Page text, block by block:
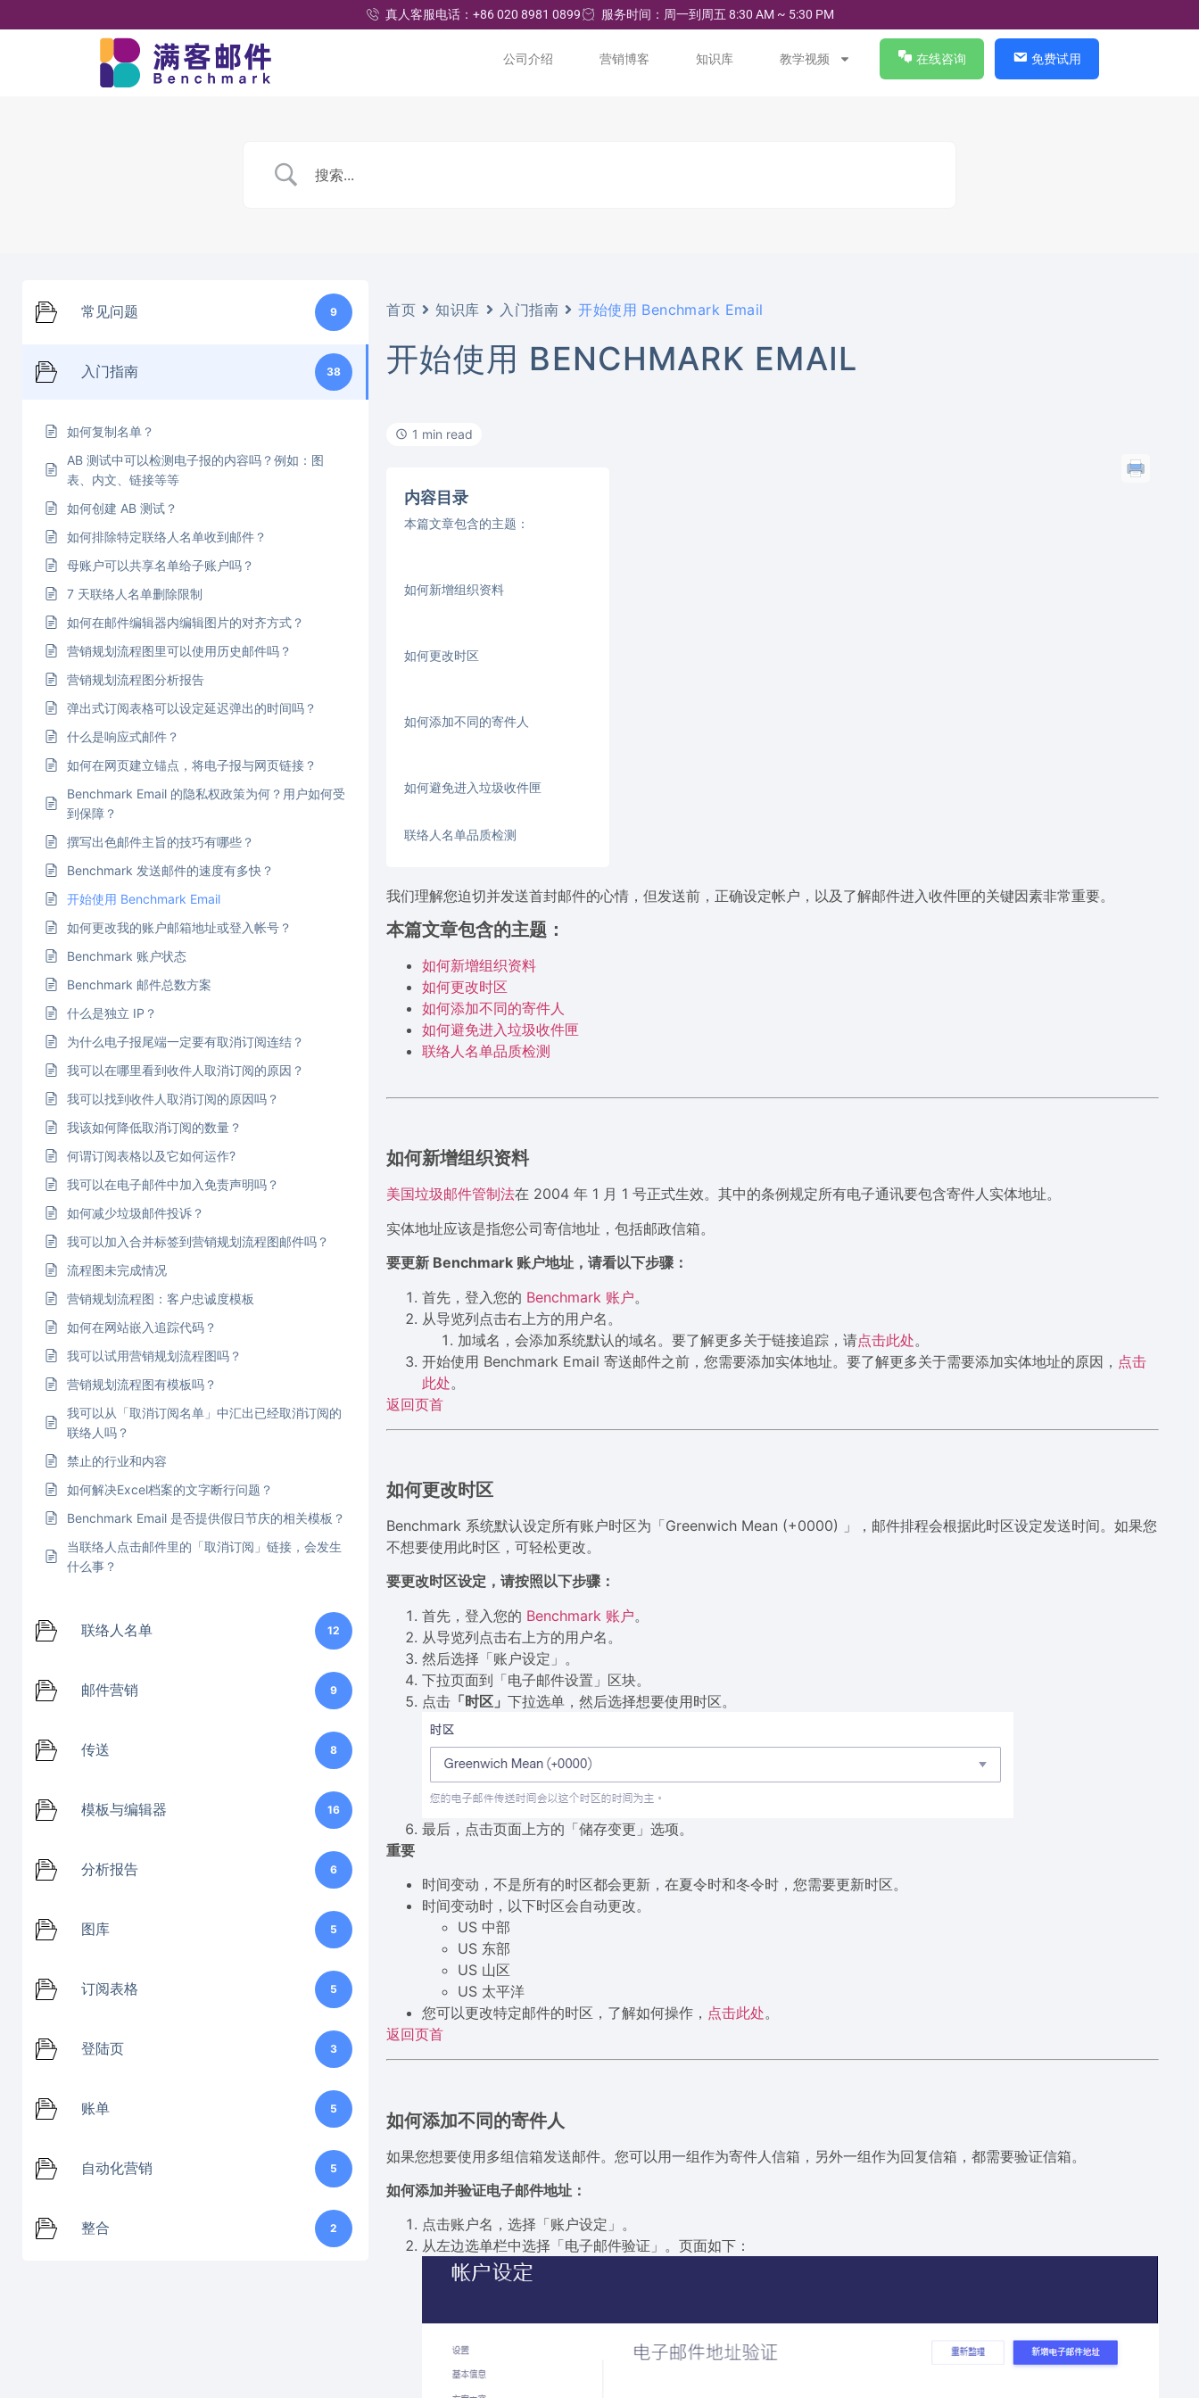
真人客服电话：+86 020 8981 0899 服务时间：周一到周五 8:30 AM ~ 5:30 PM
公司介绍 营销博客 知识库 教学视频 在线咨询 免费试用
常见问题 9
入门指南 38
如何复制名单？
AB 测试中可以检测电子报的内容吗？例如：图
表、内文、链接等等
如何创建 AB 测试？
如何排除特定联络人名单收到邮件？
母账户可以共享名单给子账户吗？
7 天联络人名单删除限制
如何在邮件编辑器内编辑图片的对齐方式？
营销规划流程图里可以使用历史邮件吗？
营销规划流程图分析报告
弹出式订阅表格可以设定延迟弹出的时间吗？
什么是响应式邮件？
如何在网页建立锚点，将电子报与网页链接？
Benchmark Email 的隐私权政策为何？用户如何受
到保障？
撰写出色邮件主旨的技巧有哪些？
Benchmark 发送邮件的速度有多快？
开始使用 Benchmark Email
如何更改我的账户邮箱地址或登入帐号？
Benchmark 账户状态
Benchmark 邮件总数方案
什么是独立 IP？
为什么电子报尾端一定要有取消订阅连结？
我可以在哪里看到收件人取消订阅的原因？
我可以找到收件人取消订阅的原因吗？
我该如何降低取消订阅的数量？
何谓订阅表格以及它如何运作?
我可以在电子邮件中加入免责声明吗？
如何减少垃圾邮件投诉？
我可以加入合并标签到营销规划流程图邮件吗？
流程图未完成情况
营销规划流程图：客户忠诚度模板
如何在网站嵌入追踪代码？
我可以试用营销规划流程图吗？
营销规划流程图有模板吗？
我可以从「取消订阅名单」中汇出已经取消订阅的
联络人吗？
禁止的行业和内容
如何解决Excel档案的文字断行问题？
Benchmark Email 是否提供假日节庆的相关模板？
当联络人点击邮件里的「取消订阅」链接，会发生
什么事？
联络人名单 12
邮件营销 9
传送 8
模板与编辑器 16
分析报告 6
图库 5
订阅表格 5
登陆页 3
账单 5
自动化营销 5
整合 2
首页 知识库 入门指南 开始使用 Benchmark Email
开始使用 BENCHMARK EMAIL
1 min read
内容目录
本篇文章包含的主题：
如何新增组织资料
如何更改时区
如何添加不同的寄件人
如何避免进入垃圾收件匣
联络人名单品质检测
我们理解您迫切并发送首封邮件的心情，但发送前，正确设定帐户，以及了解邮件进入收件匣的关键因素非常重要。
本篇文章包含的主题：
如何新增组织资料
如何更改时区
如何添加不同的寄件人
如何避免进入垃圾收件匣
联络人名单品质检测
如何新增组织资料
美国垃圾邮件管制法在 2004 年 1 月 1 号正式生效。其中的条例规定所有电子通讯要包含寄件人实体地址。
实体地址应该是指您公司寄信地址，包括邮政信箱。
要更新 Benchmark 账户地址，请看以下步骤：
首先，登入您的 Benchmark 账户。
从导览列点击右上方的用户名。
加域名，会添加系统默认的域名。要了解更多关于链接追踪，请点击此处。
开始使用 Benchmark Email 寄送邮件之前，您需要添加实体地址。要了解更多关于需要添加实体地址的原因， 点击
此处。
返回页首
如何更改时区
Benchmark 系统默认设定所有账户时区为「Greenwich Mean (+0000) 」，邮件排程会根据此时区设定发送时间。如果您
不想要使用此时区，可轻松更改。
要更改时区设定，请按照以下步骤：
首先，登入您的 Benchmark 账户。
从导览列点击右上方的用户名。
然后选择「账户设定」。
下拉页面到「电子邮件设置」区块。
点击 「时区」下拉选单，然后选择想要使用时区。
最后，点击页面上方的「储存变更」选项。
重要
时间变动，不是所有的时区都会更新，在夏令时和冬令时，您需要更新时区。
时间变动时，以下时区会自动更改。
US 中部
US 东部
US 山区
US 太平洋
您可以更改特定邮件的时区，了解如何操作， 点击此处。
返回页首
如何添加不同的寄件人
如果您想要使用多组信箱发送邮件。您可以用一组作为寄件人信箱，另外一组作为回复信箱，都需要验证信箱。
如何添加并验证电子邮件地址：
点击账户名，选择「账户设定」。
从左边选单栏中选择「电子邮件验证」。页面如下：